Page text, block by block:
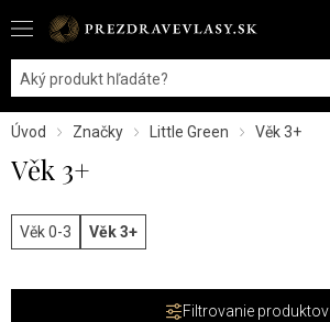
Úvod Značky Little Green Věk 3+
Věk 3+
Věk 0-3 Věk 3+
Filtrovanie produktov